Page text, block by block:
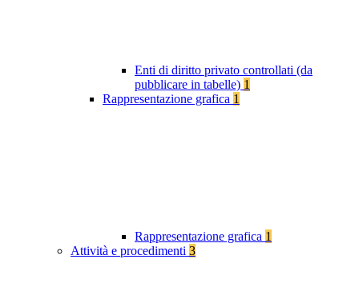
Enti di diritto privato controllati (da
pubblicare in tabelle) 1
Rappresentazione grafica 1
Rappresentazione grafica 1
Attività e procedimenti 3